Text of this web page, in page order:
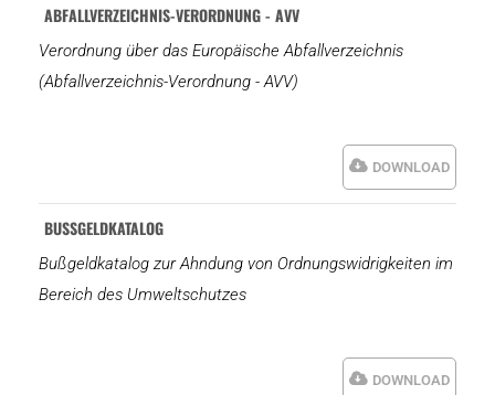
ABFALLVERZEICHNIS-VERORDNUNG - AVV
Verordnung über das Europäische Abfallverzeichnis
(Abfallverzeichnis-Verordnung - AVV)
DOWNLOAD
BUSSGELDKATALOG
Bußgeldkatalog zur Ahndung von Ordnungswidrigkeiten im
Bereich des Umweltschutzes
DOWNLOAD